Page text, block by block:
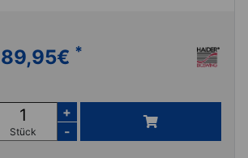
€ *
Stück
+
-